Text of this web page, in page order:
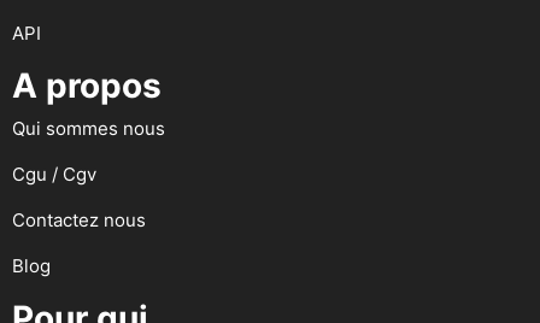
API
A propos
Qui sommes nous
Cgu / Cgv
Contactez nous
Blog